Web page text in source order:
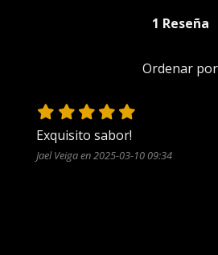
1 Reseña
Ordenar
Exquisito sabor!
Jael Veiga en 2025-03-10 09:34